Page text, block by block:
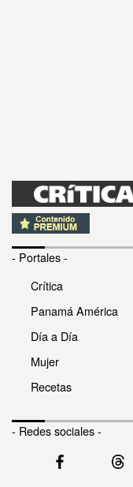
- Portales -
Crítica
Panamá América
Día a Día
Mujer
Recetas
- Redes sociales -